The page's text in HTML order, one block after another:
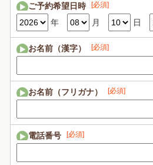
ご予約希望日時 [必須]
年 月 日
お名前（漢字） [必須]
お名前（フリガナ） [必須]
電話番号 [必須]